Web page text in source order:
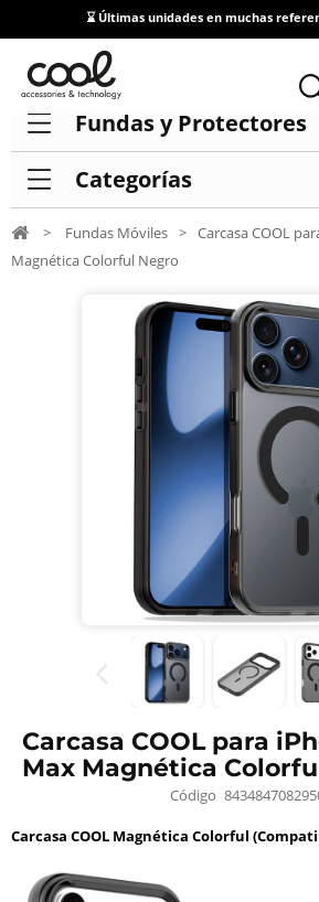
⌛ Últimas unidades en muchas
Acceso /
Fundas y Protectores
Categorías
> Fundas Móviles > Carcasa COOL
Magnética Colorful Negro
Carcasa COOL para
Max Magnética
Código
Carcasa COOL Magnética Colorful